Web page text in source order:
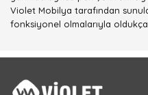
Violet Mobilya tarafından
fonksiyonel olmalarıyla
Ekonomik köşe takımları
mümkün olmaktadır. Kaliteli